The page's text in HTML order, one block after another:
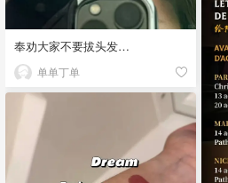
奉劝大家不要拔头发…
单单丁单